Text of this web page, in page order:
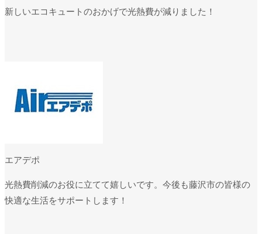
新しいエコキュートのおかげで光熱費が減りました！
エアデポ
光熱費削減のお役に立てて嬉しいです。今後も藤沢市の皆様の
快適な生活をサポートします！